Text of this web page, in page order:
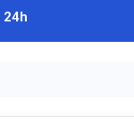
24h
À DÉCOUVRIR